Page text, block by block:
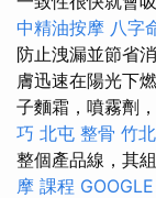
中精油按摩 八字
防止洩漏並節省
膚迅速在陽光下
子麵霜，噴霧劑
巧 北屯 整骨 竹
整個產品線，其
摩 課程